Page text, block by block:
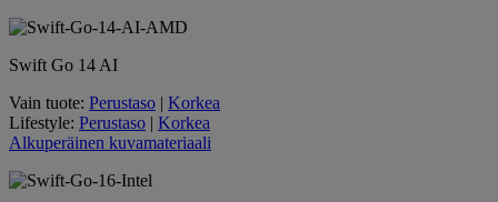
Swift Go 14 AI
Vain tuote: Perustaso | Korkea
Lifestyle: Perustaso | Korkea
Alkuperäinen kuvamateriaali